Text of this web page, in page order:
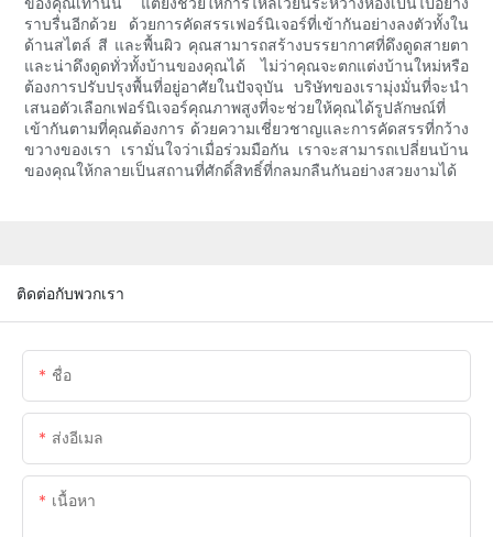
ราบรื่นอีกด้วย ด้วยการคัดสรรเฟอร์นิเจอร์ที่เข้ากันอย่างลงตัวทั้งใน
ด้านสไตล์ สี และพื้นผิว คุณสามารถสร้างบรรยากาศที่ดึงดูดสายตา
และน่าดึงดูดทั่วทั้งบ้านของคุณได้ ไม่ว่าคุณจะตกแต่งบ้านใหม่หรือ
ต้องการปรับปรุงพื้นที่อยู่อาศัยในปัจจุบัน บริษัทของเรามุ่งมั่นที่จะนำ
เสนอตัวเลือกเฟอร์นิเจอร์คุณภาพสูงที่จะช่วยให้คุณได้รูปลักษณ์ที่
เข้ากันตามที่คุณต้องการ ด้วยความเชี่ยวชาญและการคัดสรรที่กว้าง
ขวางของเรา เรามั่นใจว่าเมื่อร่วมมือกัน เราจะสามารถเปลี่ยนบ้าน
ของคุณให้กลายเป็นสถานที่ศักดิ์สิทธิ์ที่กลมกลืนกันอย่างสวยงามได้
ติดต่อกับพวกเรา
ชื่อ
ส่งอีเมล
เนื้อหา